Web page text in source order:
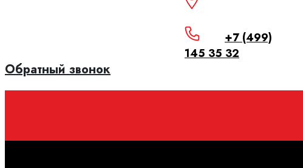
+7 (499)
145 35 32
Обратный звонок